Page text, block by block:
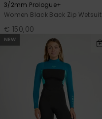
3/2mm Prologue+
Women Black Back Zip Wetsuit
€ 150,00
NEW